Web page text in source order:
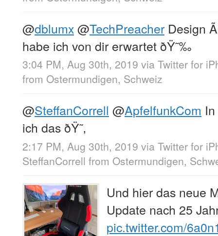
@dblumx@TechPreacher Design
habe ich von dir erwartet ðŸ˜‰
3:04 PM, Aug 30th, 2019 via Twitter for
from Ostermundigen, Schweiz
@SteffanCorrell @ApfelfunkCom
ich das ðŸ˜‚
2:17 PM, Aug 30th, 2019 via Twitter for
SteffanCorrell from Ostermundigen,
Und hier das neue
Update nach 25
pic.twitter.com/